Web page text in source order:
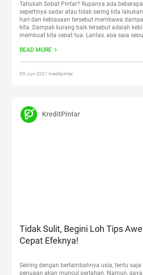
Tahukah Sobat Pintar? Rupanya ada
sepertinya sadar atau tidak sering kita
hari dan kebiasaan tersebut membawa
kita. Dampak kurang baik tersebut adalah
membuat kita cepat tua. Lantas, apa saja
DessertContinue reading
READ MORE
09 Jun 2021 kreditpintar
KreditPintar
Tidak Sulit, Begini Loh Tips
Cepat Efeknya!
Seiring dengan bertambahnya usia, tentu saja
penuaan akan muncul perlahan. Namun,